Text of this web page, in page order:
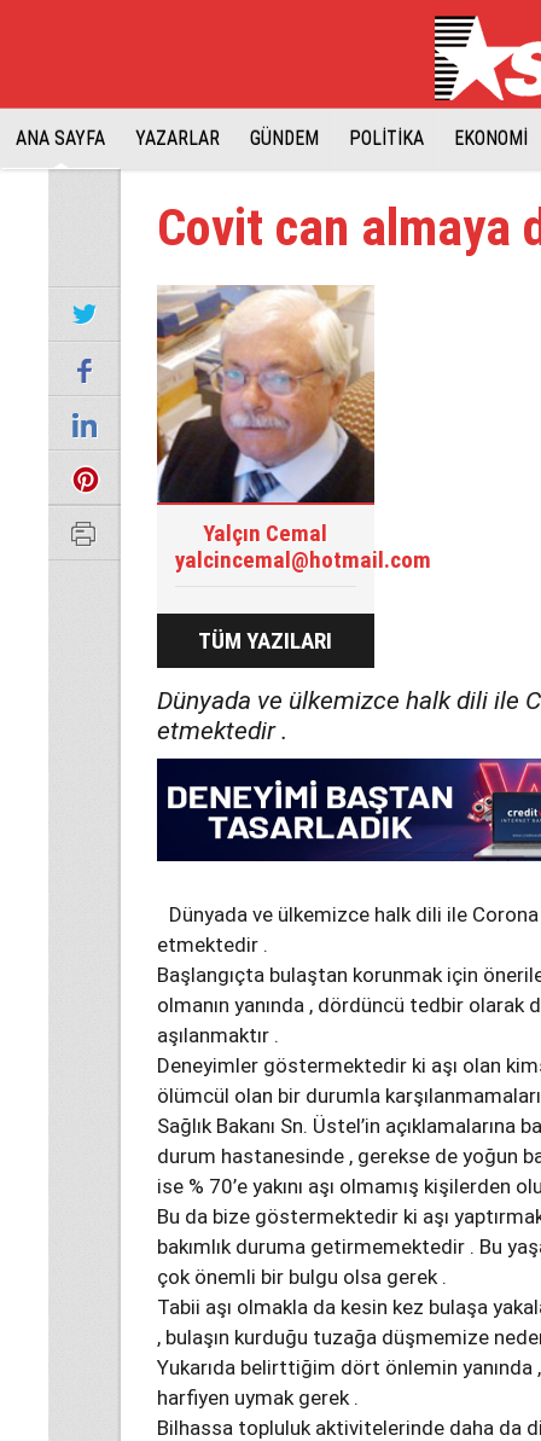
ANA SAYFA YAZARLAR GÜNDEM POLİTİKA EKONOMİ
Covit can almaya
Yalçın Cemal
yalcincemal@hotmail.com
TÜM YAZILARI
Dünyada ve ülkemizce halk dili ile
etmektedir .
Dünyada ve ülkemizce halk dili ile
etmektedir .
Başlangıçta bulaştan korunmak için
olmanın yanında , dördüncü tedbir olarak
aşılanmaktır .
Deneyimler göstermektedir ki aşı olan
ölümcül olan bir durumla
Sağlık Bakanı Sn. Üstel’in
durum hastanesinde , gerekse de yoğun
ise % 70’e yakını aşı olmamış kişilerden
Bu da bize göstermektedir ki aşı
bakımlık duruma getirmemektedir . Bu
çok önemli bir bulgu olsa gerek .
Tabii aşı olmakla da kesin kez bulaşa
, bulaşın kurduğu tuzağa düşmemize
Yukarıda belirttiğim dört önlemin yanında
harfiyen uymak gerek .
Bilhassa topluluk aktivitelerinde daha da